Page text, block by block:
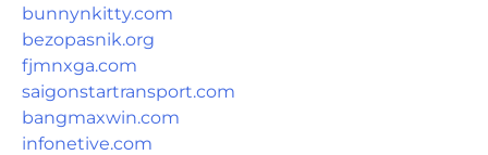
bunnynkitty.com
bezopasnik.org
fjmnxga.com
saigonstartransport.com
bangmaxwin.com
infonetive.com